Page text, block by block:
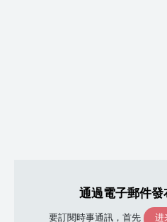
通過電子郵件
要訂閱時事通訊，首先 进